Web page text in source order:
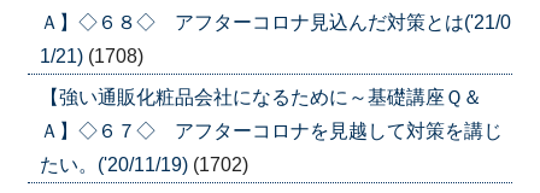
Ａ】◇６８◇ アフターコロナ見込んだ対策とは('21/0
1/21) (1708)
【強い通販化粧品会社になるために～基礎講座Ｑ＆
Ａ】◇６７◇ アフターコロナを見越して対策を講じ
たい。('20/11/19) (1702)